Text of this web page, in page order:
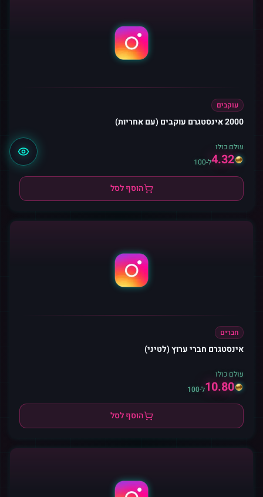
עוקבים
2000 אינסטגרם עוקבים (עם אחריות)
עולם כולו
4.32ל-100
הוסף לסל
חברים
אינסטגרם חברי ערוץ (לטיני)
עולם כולו
10.80ל-100
הוסף לסל